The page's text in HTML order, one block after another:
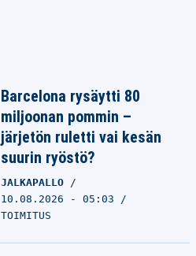
Barcelona rysäytti 80
miljoonan pommin –
järjetön ruletti vai kesän
suurin ryöstö?
JALKAPALLO
10.08.2026 - 05:03
TOIMITUS